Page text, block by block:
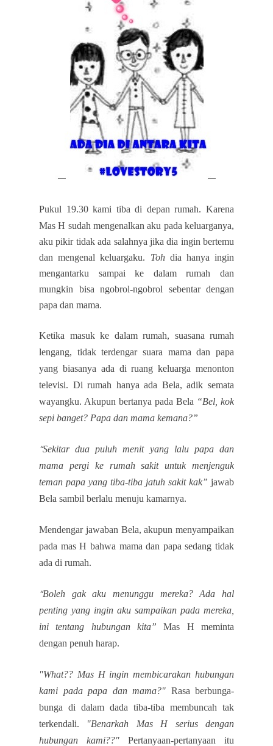
Pukul 19.30 kami tiba di depan rumah. Karena
Mas H sudah mengenalkan aku pada keluarganya,
aku pikir tidak ada salahnya jika dia ingin bertemu
dan mengenal keluargaku. Tohdia hanya ingin
mengantarku sampai ke dalam rumah dan
mungkin bisa ngobrol-ngobrol sebentar dengan
papa dan mama.
Ketika masuk ke dalam rumah, suasana rumah
lengang, tidak terdengar suara mama dan papa
yang biasanya ada di ruang keluarga menonton
televisi. Di rumah hanya ada Bela, adik semata
wayangku. Akupun bertanya pada Bela “Bel, kok
sepi banget? Papa dan mama kemana?”
“Sekitar dua puluh menit yang lalu papa dan
mama pergi ke rumah sakit untuk menjenguk
teman papa yang tiba-tiba jatuh sakit kak” jawab
Bela sambil berlalu menuju kamarnya.
Mendengar jawaban Bela, akupun menyampaikan
pada mas H bahwa mama dan papa sedang tidak
ada di rumah.
“Boleh gak aku menunggu mereka? Ada hal
penting yang ingin aku sampaikan pada mereka,
ini tentang hubungan kita” Mas H meminta
dengan penuh harap.
"What?? Mas H ingin membicarakan hubungan
kami pada papa dan mama?" Rasa berbunga-
bunga di dalam dada tiba-tiba membuncah tak
terkendali. "Benarkah Mas H serius dengan
hubungan kami??" Pertanyaan-pertanyaan itu